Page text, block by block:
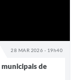
28 MAR 2026 - 19h40
municipais de